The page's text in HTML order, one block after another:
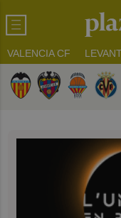
VALENCIA CF